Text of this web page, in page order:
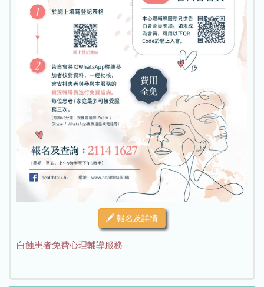
報名及詳情
白蝕患者免費心理輔導服務